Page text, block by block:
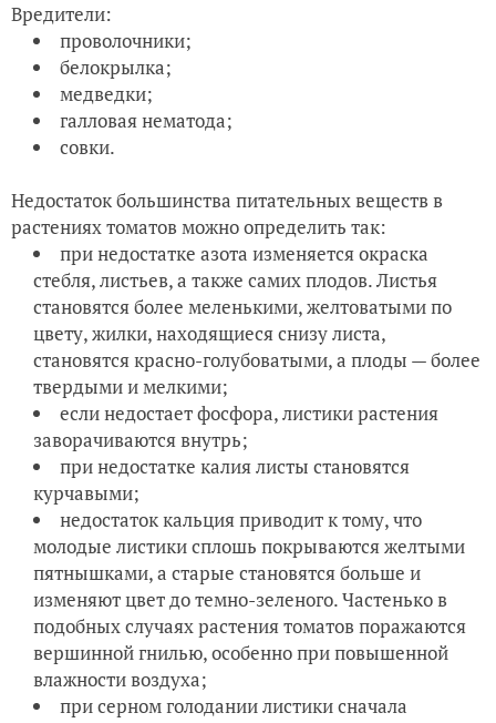
Вредители:
проволочники;
белокрылка;
медведки;
галловая нематода;
совки.
Недостаток большинства питательных веществ в
растениях томатов можно определить так:
при недостатке азота изменяется окраска
стебля, листьев, а также самих плодов. Листья
становятся более меленькими, желтоватыми по
цвету, жилки, находящиеся снизу листа,
становятся красно-голубоватыми, а плоды — более
твердыми и мелкими;
если недостает фосфора, листики растения
заворачиваются внутрь;
при недостатке калия листы становятся
курчавыми;
недостаток кальция приводит к тому, что
молодые листики сплошь покрываются желтыми
пятнышками, а старые становятся больше и
изменяют цвет до темно-зеленого. Частенько в
подобных случаях растения томатов поражаются
вершинной гнилью, особенно при повышенной
влажности воздуха;
при серном голодании листики сначала